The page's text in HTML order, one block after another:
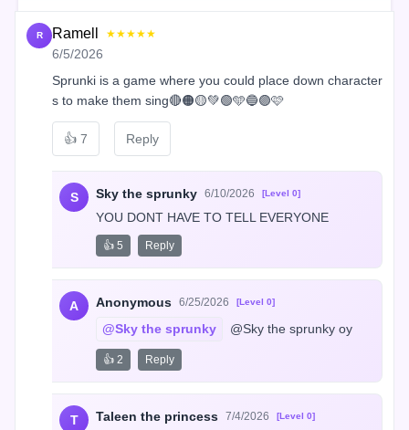
R Ramell ★★★★★
6/5/2026
Sprunki is a game where you could place down character
s to make them sing🔴🟠🟡💚🟢🩵🔵🟣🩷
👍 7 Reply
S Sky the sprunky 6/10/2026 [Level 0]
YOU DONT HAVE TO TELL EVERYONE
👍 5 Reply
A Anonymous 6/25/2026 [Level 0]
@Sky the sprunky @Sky the sprunky oy
👍 2 Reply
T Taleen the princess 7/4/2026 [Level 0]